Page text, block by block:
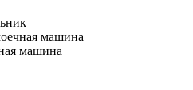
машина
машина